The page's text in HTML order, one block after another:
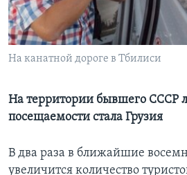
Learning English
СОЦИАЛЬНЫЕ СЕТИ
Языки
На канатной дороге в Тбилиси
На территории бывшего СССР
посещаемости стала Грузия
В два раза в ближайшие
увеличится количество